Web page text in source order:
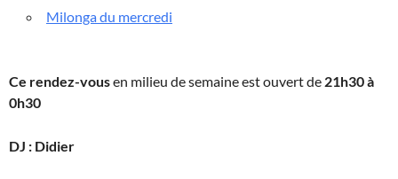
Milonga du mercredi
Ce rendez-vousen milieu de semaine est ouvert de 21h30 à
0h30
DJ : Didier